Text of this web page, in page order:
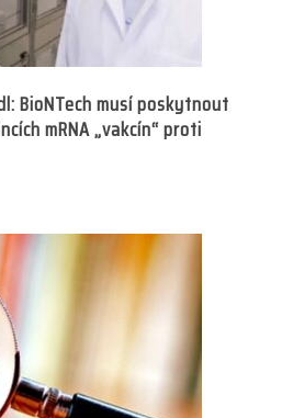
BioNTech musí poskytnout
mRNA „vakcín“ proti